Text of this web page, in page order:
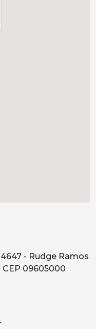
- Rudge Ramos
09605000